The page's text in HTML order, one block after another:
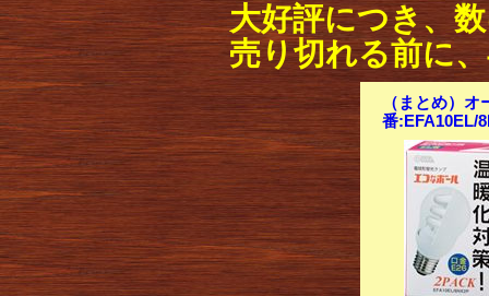
大好評につき、
売り切れる前に
（まとめ）
番:EFA10EL/